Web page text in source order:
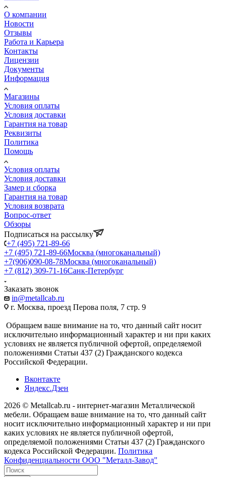
О компании
Новости
Отзывы
Работа и Карьера
Контакты
Лицензии
Документы
Информация
Магазины
Условия оплаты
Условия доставки
Гарантия на товар
Реквизиты
Политика
Помощь
Условия оплаты
Условия доставки
Замер и сборка
Гарантия на товар
Условия возврата
Вопрос-ответ
Обзоры
Подписаться на рассылку
+7 (495) 721-89-66
+7 (495) 721-89-66Москва (многоканальный)
+7(906)090-08-78Москва (многоканальный)
+7 (812) 309-71-16Санк-Петербург
Заказать звонок
in@metallcab.ru
г. Москва, проезд Перова поля, 7 стр. 9
Обращаем ваше внимание на то, что данный сайт носит
исключительно информационный характер и ни при каких
условиях не является публичной офертой, определяемой
положениями Статьи 437 (2) Гражданского кодекса
Российской Федерации.
Вконтакте
Яндекс.Дзен
2026 © Metallcab.ru - интернет-магазин Металлической
мебели. Обращаем ваше внимание на то, что данный сайт
носит исключительно информационный характер и ни при
каких условиях не является публичной офертой,
определяемой положениями Статьи 437 (2) Гражданского
кодекса Российской Федерации. Политика
Конфиденциальности ООО "Металл-Завод"